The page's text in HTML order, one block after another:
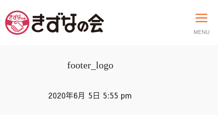
MENU
footer_logo
2020年6月 5日 5:55 pm